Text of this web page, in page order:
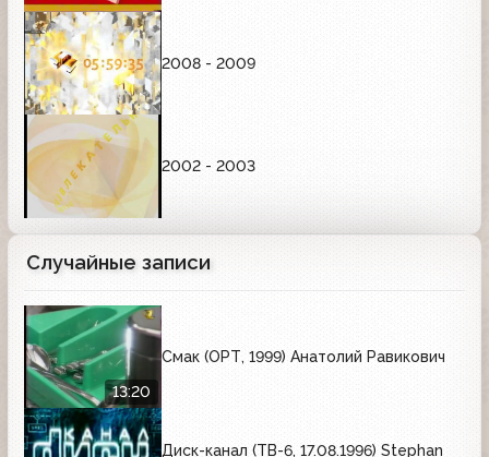
2008 - 2009
2002 - 2003
Случайные записи
13:20
Смак (ОРТ, 1999) Анатолий Равикович
Диск-канал (ТВ-6, 17.08.1996) Stephan